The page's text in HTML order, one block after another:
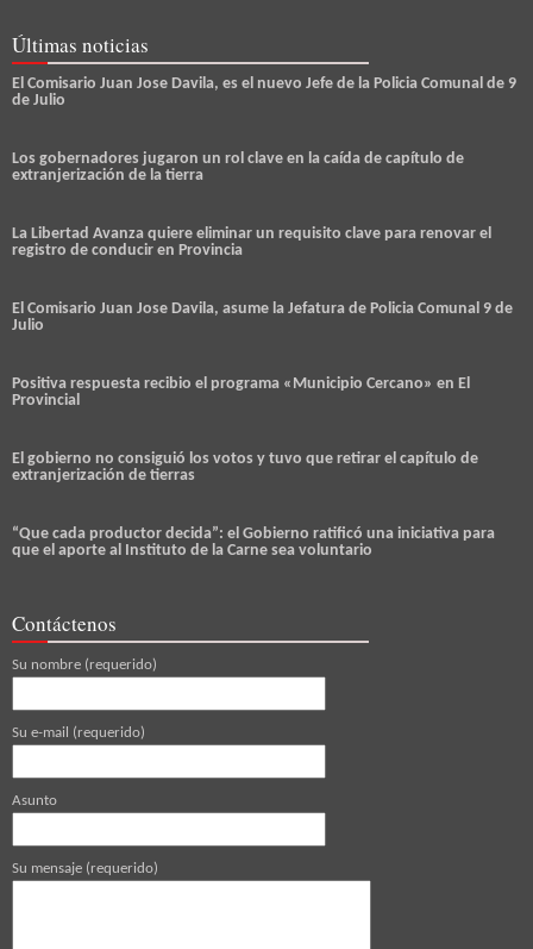
Últimas noticias
El Comisario Juan Jose Davila, es el nuevo Jefe de la Policia Comunal de 9
de Julio
Los gobernadores jugaron un rol clave en la caída de capítulo de
extranjerización de la tierra
La Libertad Avanza quiere eliminar un requisito clave para renovar el
registro de conducir en Provincia
El Comisario Juan Jose Davila, asume la Jefatura de Policia Comunal 9 de
Julio
Positiva respuesta recibio el programa «Municipio Cercano» en El
Provincial
El gobierno no consiguió los votos y tuvo que retirar el capítulo de
extranjerización de tierras
“Que cada productor decida”: el Gobierno ratificó una iniciativa para
que el aporte al Instituto de la Carne sea voluntario
Contáctenos
Su nombre (requerido)
Su e-mail (requerido)
Asunto
Su mensaje (requerido)